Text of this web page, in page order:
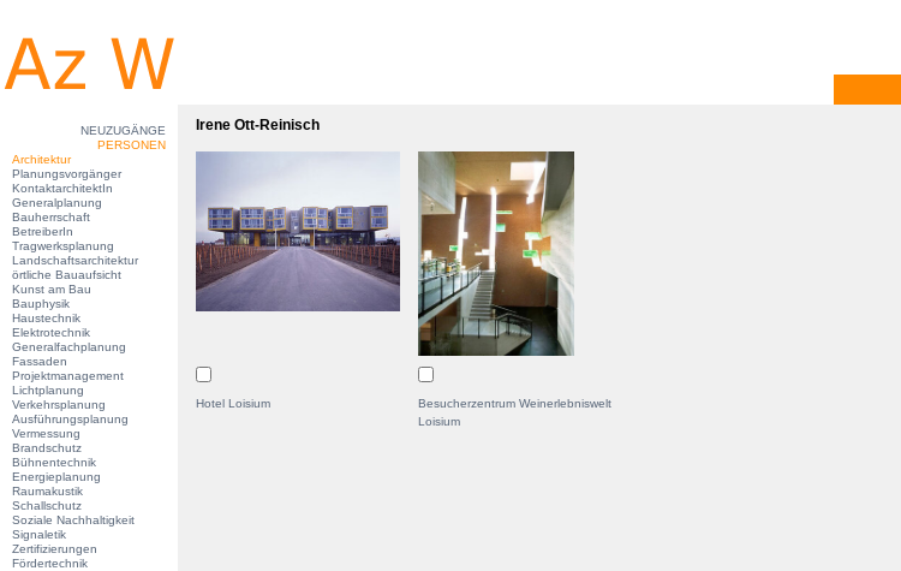
NEUZUGÄNGE
PERSONEN
Architektur
Planungsvorgänger
KontaktarchitektIn
Generalplanung
Bauherrschaft
BetreiberIn
Tragwerksplanung
Landschaftsarchitektur
örtliche Bauaufsicht
Kunst am Bau
Bauphysik
Haustechnik
Elektrotechnik
Generalfachplanung
Fassaden
Projektmanagement
Lichtplanung
Verkehrsplanung
Ausführungsplanung
Vermessung
Brandschutz
Bühnentechnik
Energieplanung
Raumakustik
Schallschutz
Soziale Nachhaltigkeit
Signaletik
Zertifizierungen
Fördertechnik
Irene Ott-Reinisch
Hotel Loisium
Besucherzentrum Weinerlebniswelt
Loisium